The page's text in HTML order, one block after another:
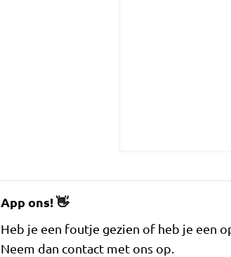
App ons!👋
Heb je een foutje gezien of heb je een
Neem dan contact met ons op.